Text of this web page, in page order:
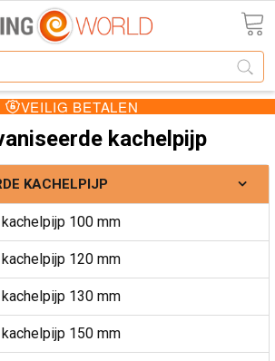
VEILIG BETALEN
kachelpijp
KACHELPIJP
100 mm
120 mm
130 mm
150 mm